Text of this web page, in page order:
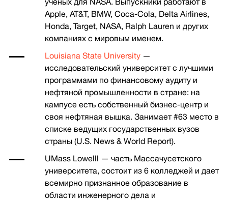
Apple, AT&T, BMW, Coca-Cola, Delta Airlines,
Honda, Target, NASA, Ralph Lauren и других
компаниях с мировым именем.
Louisiana State University —
исследовательский университет с лучшими
программами по финансовому аудиту и
нефтяной промышленности в стране: на
кампусе есть собственный бизнес-центр и
своя нефтяная вышка. Занимает #63 место в
списке ведущих государственных вузов
страны (U.S. News & World Report).
UMass Lowelll — часть Массачусетского
университета, состоит из 6 колледжей и дает
всемирно признанное образование в
области инженерного дела и